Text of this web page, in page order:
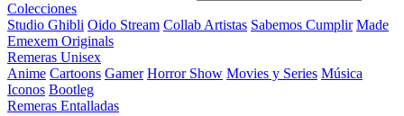
Colecciones
Studio Ghibli Oido Stream Collab Artistas Sabemos Cumplir Made
Emexem Originals
Remeras Unisex
Anime Cartoons Gamer Horror Show Movies y Series Música
Iconos Bootleg
Remeras Entalladas